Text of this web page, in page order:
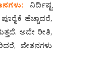
ನಿರ್ದಿಷ್ಟ
ಹೆಚ್ಚಾದರೆ,
ಅದೇ ರೀತಿ,
ವೇತನಗಳು